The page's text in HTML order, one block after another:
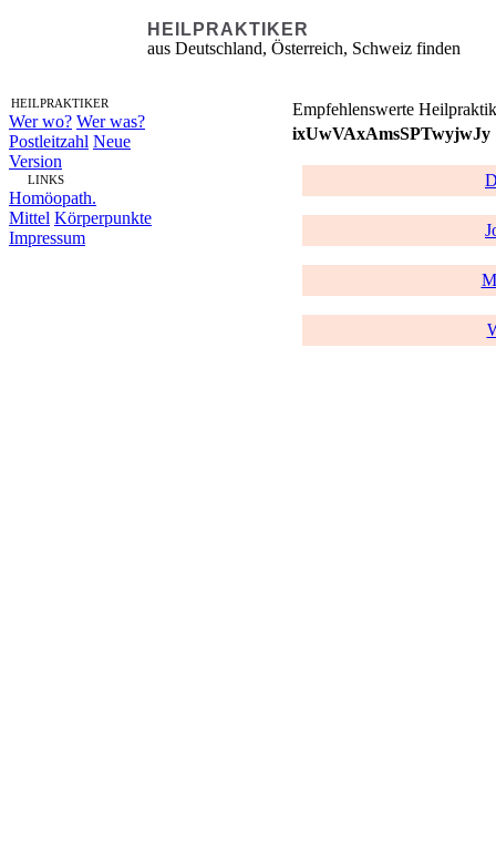
HEILPRAKTIKER
aus Deutschland, Österreich, Schweiz finden
HEILPRAKTIKER
Wer wo? Wer was?
Postleitzahl Neue
Version
LINKS
Homöopath.
Mittel Körperpunkte
Impressum
Empfehlenswerte
ixUwVAxAmsSPTwyjwJy